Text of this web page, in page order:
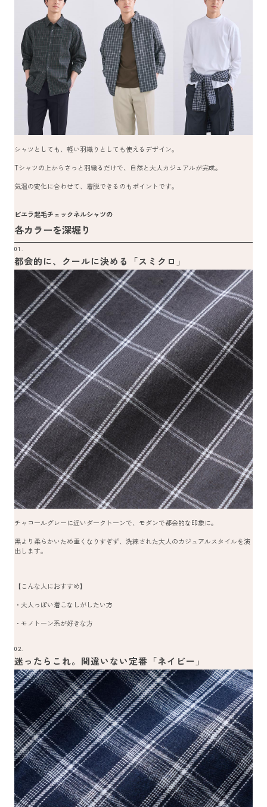
シャツとしても、軽い羽織りとしても使えるデザイン。
Tシャツの上からさっと羽織るだけで、自然と大人カジュアルが完成。
気温の変化に合わせて、着脱できるのもポイントです。
ビエラ起毛チェックネルシャツの
各カラーを深堀り
01.
都会的に、クールに決める「スミクロ」
チャコールグレーに近いダークトーンで、モダンで都会的な印象に。
黒より柔らかいため重くなりすぎず、洗練された大人のカジュアルスタイルを演
出します。
【こんな人におすすめ】
・大人っぽい着こなしがしたい方
・モノトーン系が好きな方
02.
迷ったらこれ。間違いない定番「ネイビー」